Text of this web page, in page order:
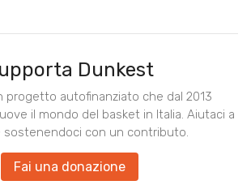
Dunkest
progetto autofinanziato che dal 2013
il mondo del basket in Italia. Aiutaci a
sostenendoci con un contributo.
Fai una donazione